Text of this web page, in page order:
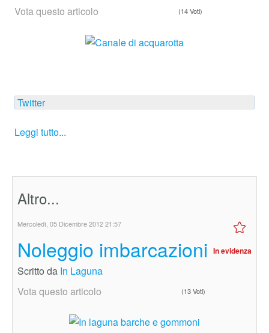
Vota questo articolo
(14 Voti)
Twitter
Leggi tutto...
Altro...
Mercoledì, 05 Dicembre 2012 21:57
Noleggio imbarcazioni In evidenza
Scritto da In Laguna
Vota questo articolo
(13 Voti)